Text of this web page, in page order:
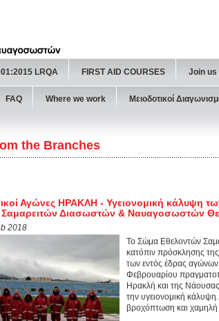
LRQA FIRST AID COURSES Join us
FAQ Where we work Μειοδοτικοί
the Branches
Αγώνες ΗΡΑΚΛΗ - Υγειονομική κάλυψη
Σαμαρειτών Διασωστών & Ναυαγοσωστών
2018
Το Σώμα Εθελοντών
κατόπιν πρόσκλησης
των εντός έδρας
Φεβρουαρίου
Ηρακλή και της
την υγειονομική
βροχόπτωση και χαμηλή